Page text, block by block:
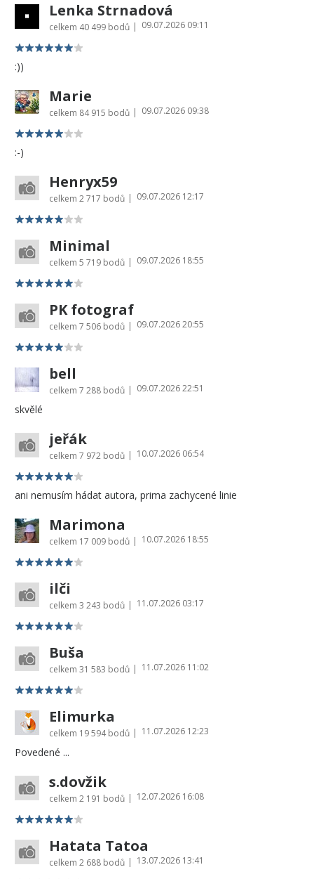
Lenka Strnadová
celkem 40 499 bodů | 09.07.2026 09:11
:))
Marie
celkem 84 915 bodů | 09.07.2026 09:38
:-)
Henryx59
celkem 2 717 bodů | 09.07.2026 12:17
Minimal
celkem 5 719 bodů | 09.07.2026 18:55
PK fotograf
celkem 7 506 bodů | 09.07.2026 20:55
bell
celkem 7 288 bodů | 09.07.2026 22:51
skvělé
jeřák
celkem 7 972 bodů | 10.07.2026 06:54
ani nemusím hádat autora, prima zachycené linie
Marimona
celkem 17 009 bodů | 10.07.2026 18:55
ilči
celkem 3 243 bodů | 11.07.2026 03:17
Buša
celkem 31 583 bodů | 11.07.2026 11:02
Elimurka
celkem 19 594 bodů | 11.07.2026 12:23
Povedené ...
s.dovžik
celkem 2 191 bodů | 12.07.2026 16:08
Hatata Tatoa
celkem 2 688 bodů | 13.07.2026 13:41